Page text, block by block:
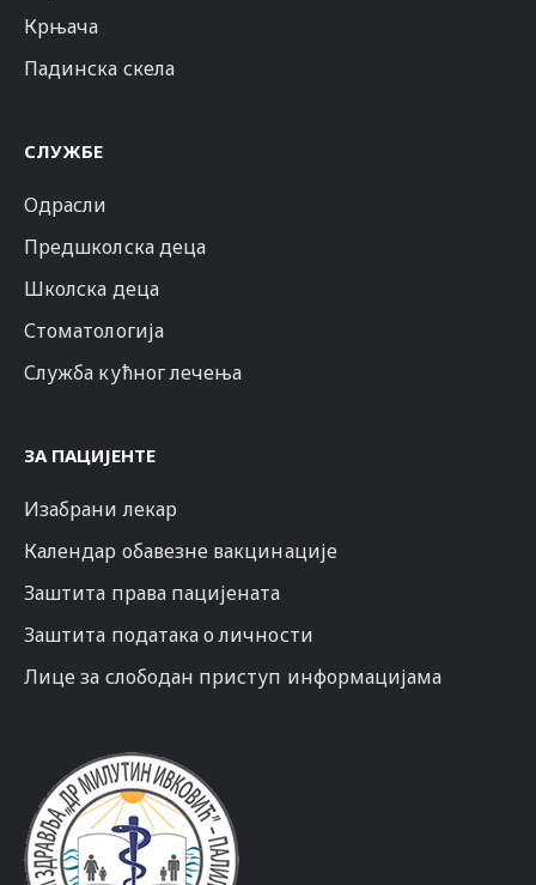
Крњача
Падинска скела
СЛУЖБЕ
Одрасли
Предшколска деца
Школска деца
Стоматологија
Служба кућног лечења
ЗА ПАЦИЈЕНТЕ
Изабрани лекар
Календар обавезне вакцинације
Заштита права пацијената
Заштита података о личности
Лице за слободан приступ информацијама